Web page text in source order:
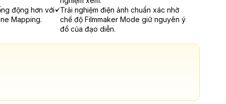
động hơn với
Mapping.
Trải nghiệm điện ảnh chuẩn xác nhờ
chế độ Filmmaker Mode giữ nguyên ý
đồ của đạo diễn.